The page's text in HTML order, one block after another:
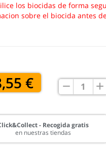
los biocidas de forma
sobre el biocida antes
€
- Recogida gratis
en nuestras tiendas